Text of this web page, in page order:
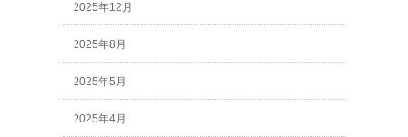
2025年12月
2025年8月
2025年5月
2025年4月